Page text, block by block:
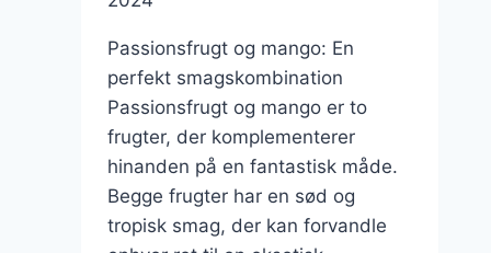
Passionsfrugt og mango: En
perfekt smagskombination
Passionsfrugt og mango er to
frugter, der komplementerer
hinanden på en fantastisk måde.
Begge frugter har en sød og
tropisk smag, der kan forvandle